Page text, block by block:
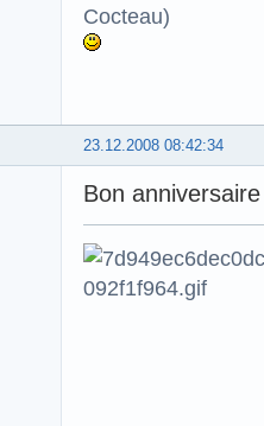
Cocteau)
23.12.2008 08:42:34
Bon